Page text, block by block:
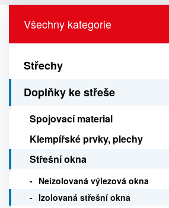
Všechny kategorie
Střechy
Doplňky ke střeše
Spojovací material
Klempířské prvky, plechy
Střešní okna
Neizolovaná výlezová okna
Izolovaná střešní okna